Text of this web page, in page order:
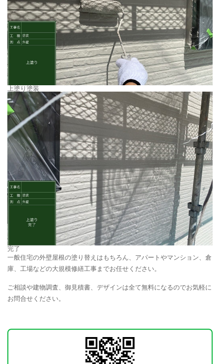
上塗り塗装
完了
一般住宅の外壁屋根の塗り替えはもちろん、アパートやマンション、倉
庫、工場などの大規模修繕工事までお任せください。
ご相談や建物調査、御見積書、デザインは全て無料になるのでお気軽に
お問合せください。